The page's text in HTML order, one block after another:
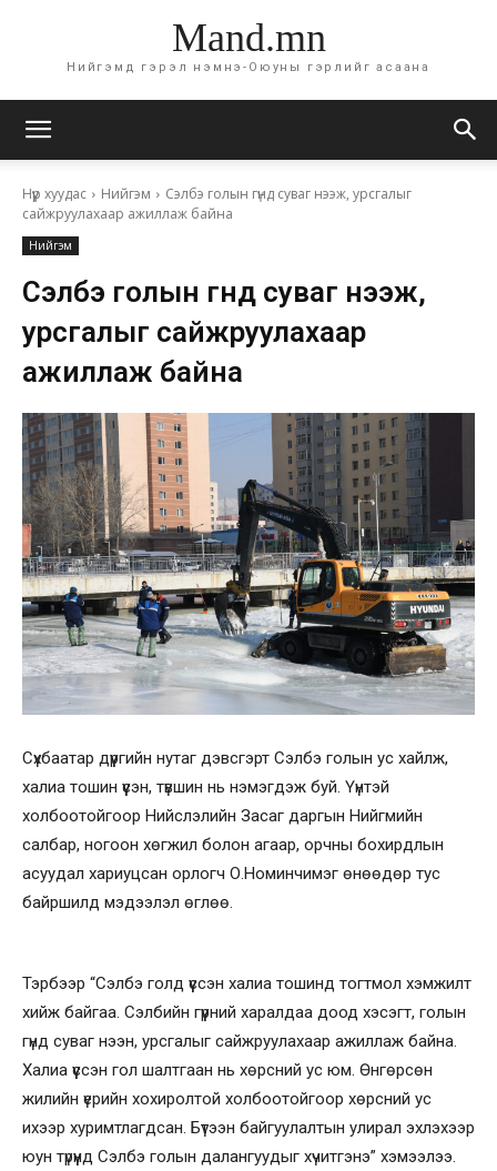
Mand.mn
Нийгэмд гэрэл нэмнэ-Оюуны гэрлийг асаана
Нүүр хуудас Нийгэм
Сэлбэ голын гүнд суваг нээж, урсгалыг
сайжруулахаар ажиллаж байна
Нийгэм
Сэлбэ голын гүнд суваг нээж,
урсгалыг сайжруулахаар
ажиллаж байна
Сүхбаатар дүүргийн нутаг дэвсгэрт Сэлбэ голын ус хайлж,
халиа тошин үүсэн, түвшин нь нэмэгдэж буй. Үүнтэй
холбоотойгоор Нийслэлийн Засаг даргын Нийгмийн
салбар, ногоон хөгжил болон агаар, орчны бохирдлын
асуудал хариуцсан орлогч О.Номинчимэг өнөөдөр тус
байршилд мэдээлэл өглөө.
Тэрбээр “Сэлбэ голд үүссэн халиа тошинд тогтмол хэмжилт
хийж байгаа. Сэлбийн гүүрний харалдаа доод хэсэгт, голын
гүнд суваг нээн, урсгалыг сайжруулахаар ажиллаж байна.
Халиа үүссэн гол шалтгаан нь хөрсний ус юм. Өнгөрсөн
жилийн үерийн хохиролтой холбоотойгоор хөрсний ус
ихээр хуримтлагдсан. Бүтээн байгуулалтын улирал эхлэхээр
юун түрүүнд Сэлбэ голын далангуудыг хүчитгэнэ” хэмээлээ.